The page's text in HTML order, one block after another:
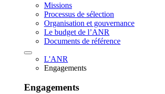
Missions
Processus de sélection
Organisation et gouvernance
Le budget de l’ANR
Documents de référence
L'ANR
Engagements
Engagements